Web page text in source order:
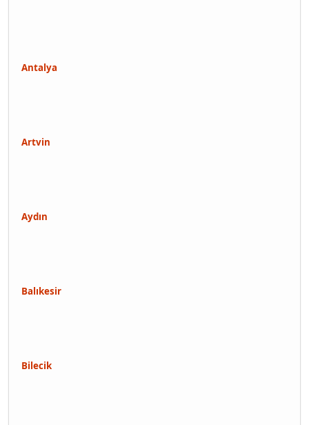
Antalya
Artvin
Aydın
Balıkesir
Bilecik